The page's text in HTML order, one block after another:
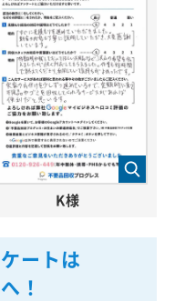
ートは
！
K様